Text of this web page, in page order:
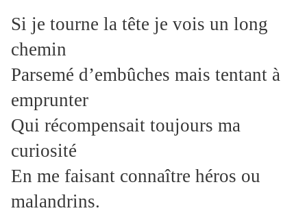
Si je tourne la tête je vois un long
chemin
Parsemé d’embûches mais tentant à
emprunter
Qui récompensait toujours ma
curiosité
En me faisant connaître héros ou
malandrins.